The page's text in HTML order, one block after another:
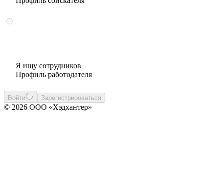
Я ищу сотрудников
Профиль работодателя
Войти Зарегистрироваться
© 2026 ООО «Хэдхантер»